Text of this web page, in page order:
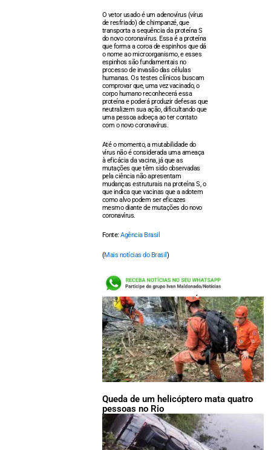
O vetor usado é um adenovírus (vírus
de resfriado) de chimpanzé, que
transporta a sequência da proteína S
do novo coronavírus. Essa é a proteína
que forma a coroa de espinhos que dá
o nome ao microorganismo, e esses
espinhos são fundamentais no
processo de invasão das células
humanas. Os testes clínicos buscam
comprovar que, uma vez vacinado, o
corpo humano reconhecerá essa
proteína e poderá produzir defesas que
neutralizem sua ação, dificultando que
uma pessoa adoeça ao ter contato
com o novo coronavírus.
Até o momento, a mutabilidade do
vírus não é considerada uma ameaça
à eficácia da vacina, já que as
mutações que têm sido observadas
pela ciência não apresentam
mudanças estruturais na proteína S, o
que indica que vacinas que a adotem
como alvo podem ser eficazes
mesmo diante de mutações do novo
coronavírus.
Fonte:Agência Brasil
(Mais notícias do Brasil )
LEIA TAMBÉM:
Queda de um helicóptero mata quatro
pessoas no Rio